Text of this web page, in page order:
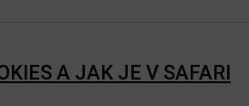
A JAK JE V SAFARI